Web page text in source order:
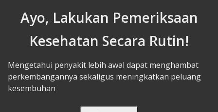
Ayo, Lakukan Pemeriksaan
Kesehatan Secara Rutin!
Mengetahui penyakit lebih awal dapat menghambat
perkembangannya sekaligus meningkatkan peluang
kesembuhan